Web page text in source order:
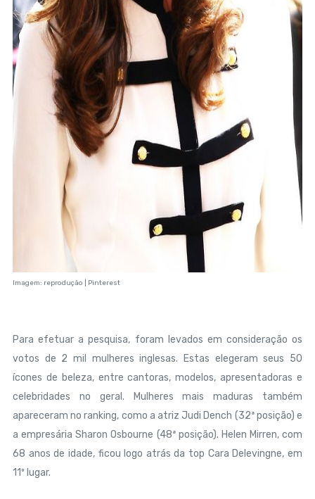
Imagem: reprodução | Pinterest
Para efetuar a pesquisa, foram levados em consideração os
votos de 2 mil mulheres inglesas. Estas elegeram seus 50
ícones de beleza, entre cantoras, modelos, apresentadoras e
celebridades no geral. Mulheres mais maduras também
apareceram no ranking, como a atriz Judi Dench (32ª posição) e
a empresária Sharon Osbourne (48ª posição). Helen Mirren, com
68 anos de idade, ficou logo atrás da top Cara Delevingne, em
11º lugar.